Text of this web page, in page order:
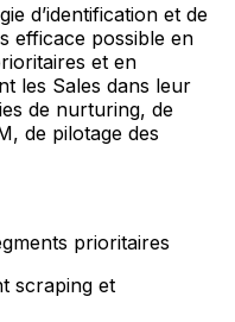
d’identification et de
efficace possible en
et en
les Sales dans leur
de nurturing, de
de pilotage des
prioritaires
scraping et